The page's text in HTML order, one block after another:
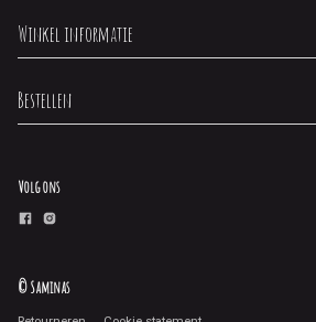
Winkel informatie
Bestellen
Volg ons
© Saminas